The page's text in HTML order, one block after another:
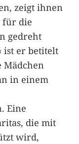
zeigt ihnen
für die
gedreht
ist er betitelt
Mädchen
in einem
Eine
die mit
wird,